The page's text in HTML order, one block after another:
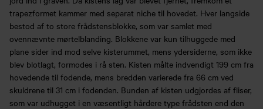
trapezformet kammer med separat niche til hovedet. Hver langside
bestod af to store frådstensblokke, som var samlet med
ovennævnte mørtelblanding. Blokkene var kun tilhuggede med
plane sider ind mod selve kisterummet, mens ydersiderne, som ikke
blev blotlagt, formodes i rå sten. Kisten målte indvendigt 199 cm fra
hovedende til fodende, mens bredden varierede fra 66 cm ved
skuldrene til 31 cm i fodenden. Bunden af kisten udgjordes af fliser,
som var udhugget i en væsentligt hårdere type frådsten end den